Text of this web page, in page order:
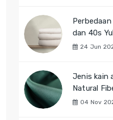
dan 40s
24 Jun
Jenis kain
Natural
04 Nov